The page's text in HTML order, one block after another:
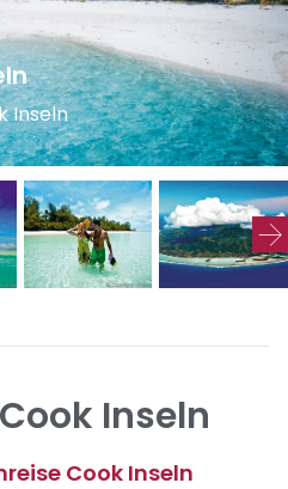
Inseln
Inseln
Cook Inseln